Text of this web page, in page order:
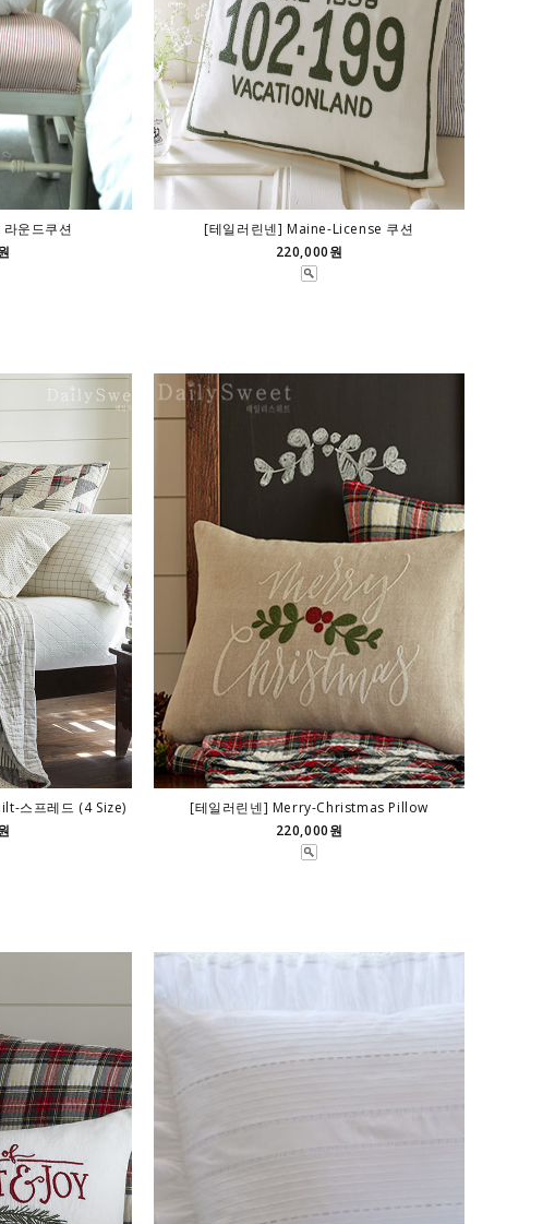
운드쿠션
[테일러린넨] Maine-License 쿠션
220,000원
스프레드 (4 Size)
[테일러린넨] Merry-Christmas Pillow
220,000원